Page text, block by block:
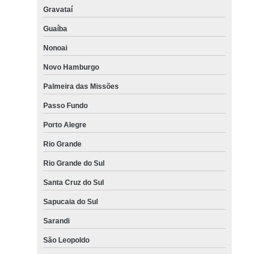
Gravataí
Guaíba
Nonoai
Novo Hamburgo
Palmeira das Missões
Passo Fundo
Porto Alegre
Rio Grande
Rio Grande do Sul
Santa Cruz do Sul
Sapucaia do Sul
Sarandi
São Leopoldo